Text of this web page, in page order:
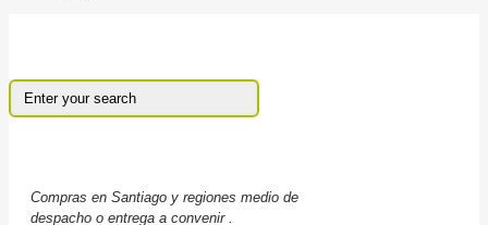
Compras en Santiago y regiones medio de
despacho o entrega a convenir .